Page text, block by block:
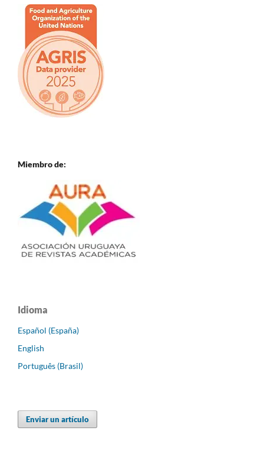
Miembro de:
Idioma
Español (España)
English
Português (Brasil)
Enviar un artículo